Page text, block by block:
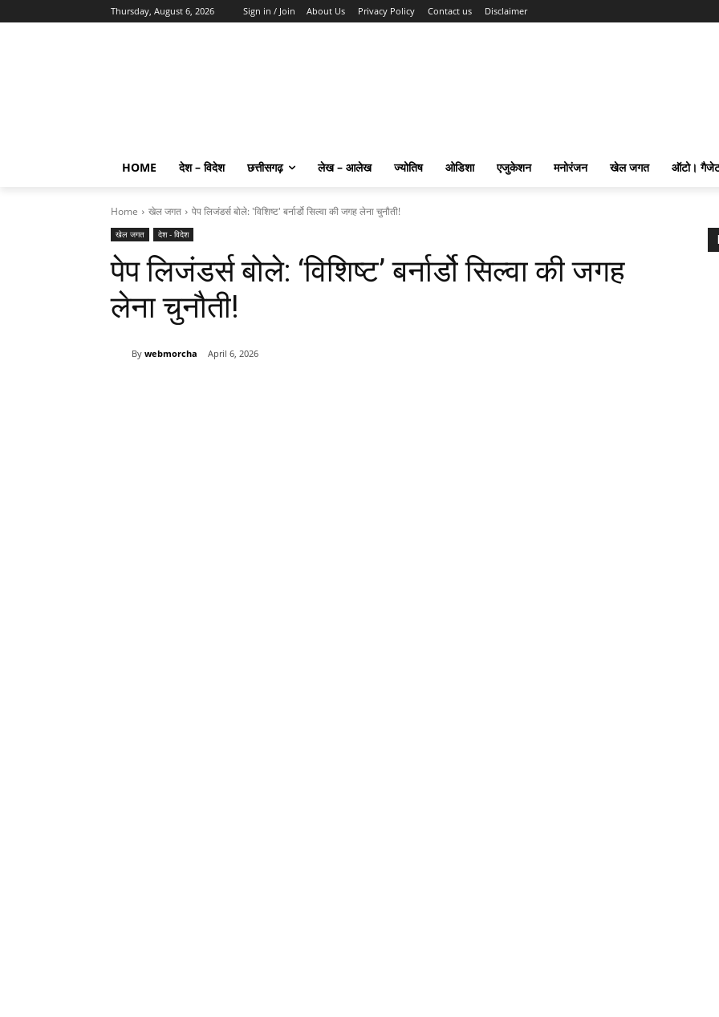
Thursday, August 6, 2026 Sign in / Join About Us Privacy Policy Contact us Disclaimer
HOME देश – विदेश छत्तीसगढ़ लेख – आलेख ज्योतिष ओडिशा एजुकेशन मनोरंजन खेल जगत ऑटो।
Home खेल जगत पेप लिजंडर्स बोले: 'विशिष्ट' बर्नार्डो सिल्वा की जगह लेना चुनौती!
खेल जगत देश - विदेश
पेप लिजंडर्स बोले: ‘विशिष्ट’ बर्नार्डो सिल्वा की जगह
लेना चुनौती!
By webmorcha April 6, 2026